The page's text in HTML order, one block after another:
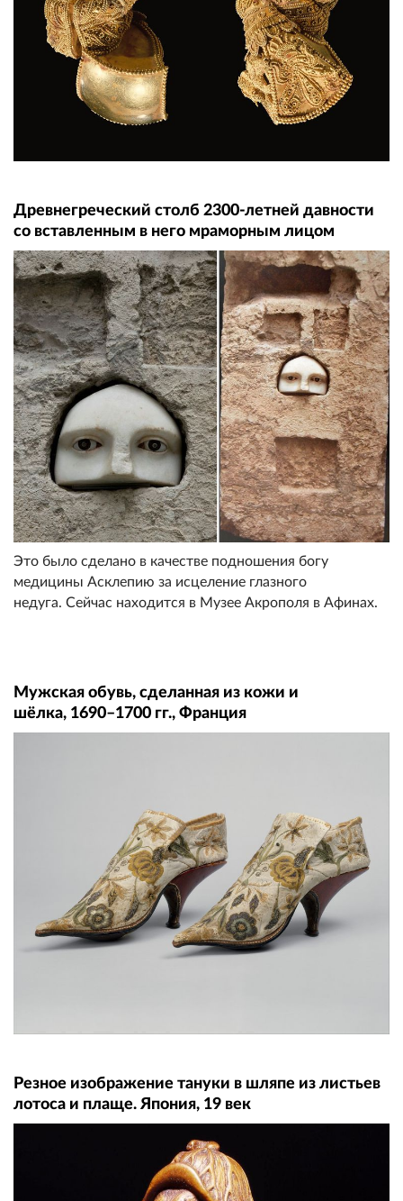
Древнегреческий столб 2300-летней давности
со вставленным в него мраморным лицом
Это было сделано в качестве подношения богу
медицины Асклепию за исцеление глазного
недуга. Сейчас находится в Музее Акрополя в Афинах.
Мужская обувь, сделанная из кожи и
шёлка, 1690–1700 гг., Франция
Резное изображение тануки в шляпе из листьев
лотоса и плаще. Япония, 19 век